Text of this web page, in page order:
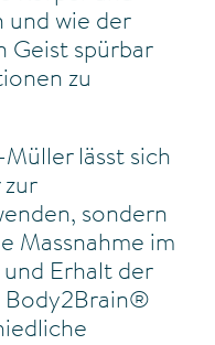
und wie der
Geist spürbar
zu
lässt sich
sondern
Massnahme im
Erhalt der
Body2Brain®